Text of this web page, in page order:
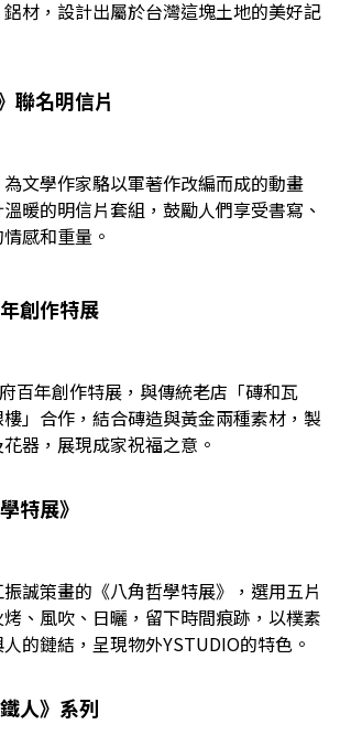
材，設計出屬於台灣這塊土地的美好記
聯名明信片
文學作家駱以軍著作改編而成的動畫
溫暖的明信片套組，鼓勵人們享受書寫、
感和重量。
創作特展
百年創作特展，與傳統老店「磚和瓦
」合作，結合磚造與黃金兩種素材，製
器，展現成家祝福之意。
特展》
誠策畫的《八角哲學特展》，選用五片
、風吹、日曬，留下時間痕跡，以樸素
的鏈結，呈現物外YSTUDIO的特色。
鐵人》系列